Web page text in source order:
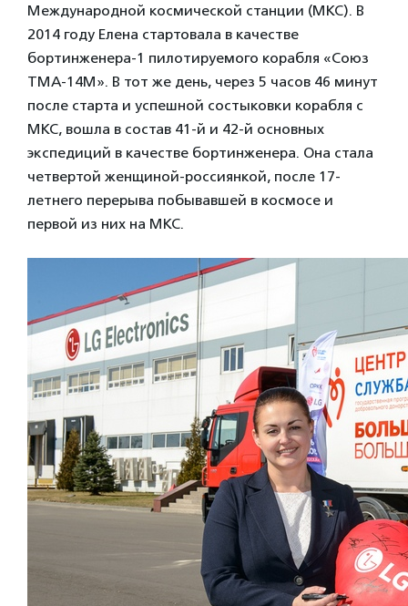
Международной космической станции (МКС). В
2014 году Елена стартовала в качестве
бортинженера-1 пилотируемого корабля «Союз
ТМА-14М». В тот же день, через 5 часов 46 минут
после старта и успешной состыковки корабля с
МКС, вошла в состав 41-й и 42-й основных
экспедиций в качестве бортинженера. Она стала
четвертой женщиной-россиянкой, после 17-
летнего перерыва побывавшей в космосе и
первой из них на МКС.